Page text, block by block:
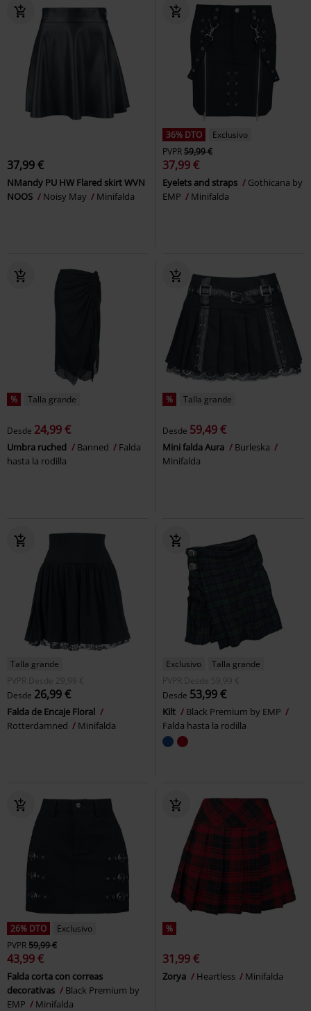
37,99 €
NMandy PU HW Flared skirt WVN
NOOS
Noisy May Minifalda
36% DTO
Exclusivo
PVPR59,99 €
37,99 €
Eyelets and straps
Gothicana by
EMP
Minifalda
% Talla grande
Desde 24,99 €
Umbra ruched Banned
Falda
hasta la rodilla
% Talla grande
Desde 59,49 €
Mini falda Aura
Burleska
Minifalda
Talla grande
PVPR
Desde 29,99 €
Desde 26,99 €
Falda de Encaje Floral
Rotterdamned
Minifalda
Exclusivo
Talla grande
PVPR
Desde
59,99 €
Desde 53,99 €
Kilt
Black Premium by EMP
Falda hasta la rodilla
26% DTO
Exclusivo
PVPR59,99 €
43,99 €
Falda corta con correas
decorativas
Black Premium by
EMP
Minifalda
%
31,99 €
Zorya Heartless Minifalda